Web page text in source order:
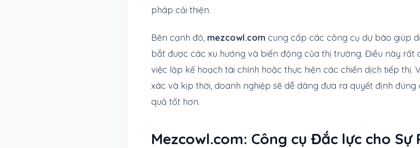
pháp cải thiện.
Bên cạnh đó, mezcowl.com cung cấp các công cụ dự báo giúp
bắt được các xu hướng và biến động của thị trường. Điều này rất
việc lập kế hoạch tài chính hoặc thực hiện các chiến dịch tiếp thị.
xác và kịp thời, doanh nghiệp sẽ dễ dàng đưa ra quyết định
quả tốt hơn.
Mezcowl.com: Công cụ Đắc lực cho